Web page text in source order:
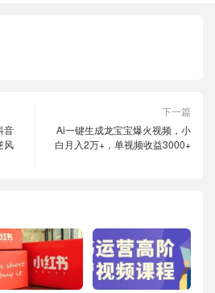
音
风
下一篇
Ai一键生成龙宝宝爆火视频，小
白月入2万+，单视频收益3000+